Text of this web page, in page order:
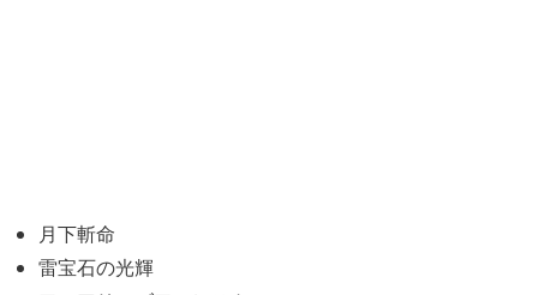
月下斬命
雷宝石の光輝